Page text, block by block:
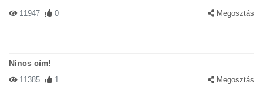
11947 0 Megosztás
Nincs cím!
11385 1 Megosztás